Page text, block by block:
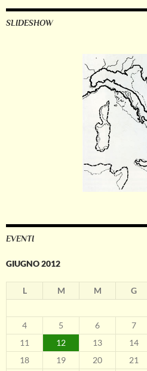
SLIDESHOW
EVENTI
GIUGNO 2012
L M M G
4
5 6 7
11
12 13 14
18
19 20 21